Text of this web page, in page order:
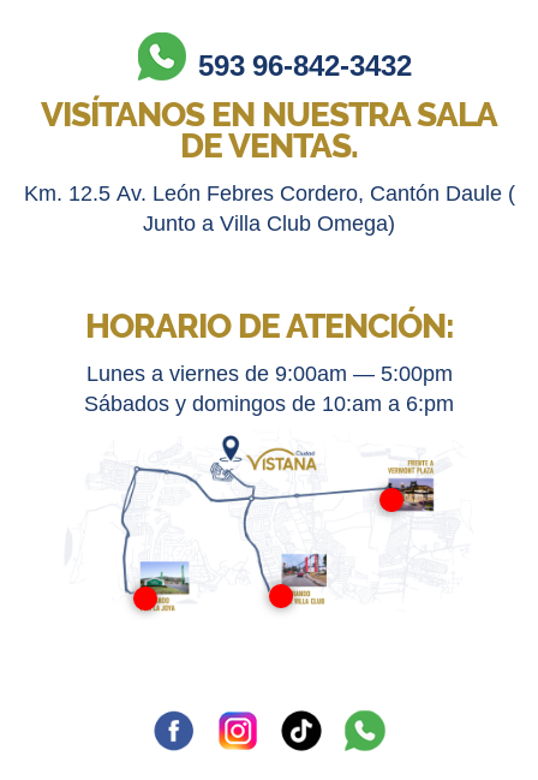
593 96-842-3432
VISÍTANOS EN NUESTRA SALA
DE VENTAS.
Km. 12.5 Av. León Febres Cordero, Cantón Daule (
Junto a Villa Club Omega)
HORARIO DE ATENCIÓN:
Lunes a viernes de 9:00am — 5:00pm
Sábados y domingos de 10:am a 6:pm